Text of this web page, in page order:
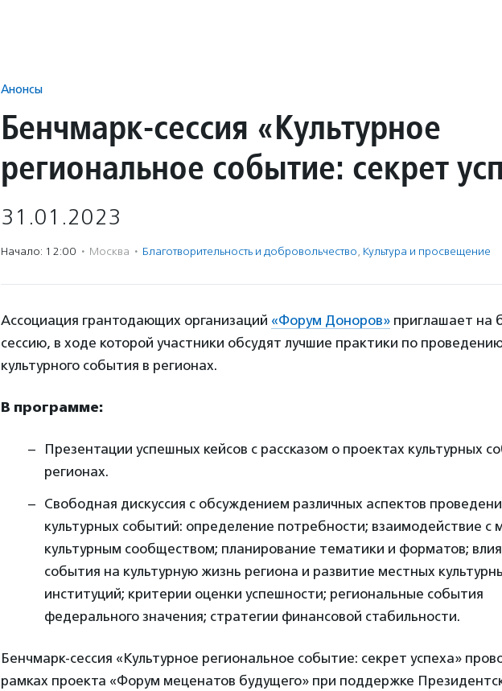
Анонсы
Бенчмарк-сессия «Культурное
региональное событие: секрет
31.01.2023
Начало: 12:00 · Москва · Благотвори­тель­ность и доброволь­чест­во, Культура и просвещение
Ассоциация грантодающих организаций «Форум Доноров» приглашает на
сессию, в ходе которой участники обсудят лучшие практики по
культурного события в регионах.
В программе:
Презентации успешных кейсов с рассказом о проектах культурных
регионах.
Свободная дискуссия с обсуждением различных аспектов
культурных событий: определение потребности; взаимодействие с
культурным сообществом; планирование тематики и форматов;
события на культурную жизнь региона и развитие местных
институций; критерии оценки успешности; региональные события
федерального значения; стратегии финансовой стабильности.
Бенчмарк-сессия «Культурное региональное событие: секрет успеха»
рамках проекта «Форум меценатов будущего» при поддержке